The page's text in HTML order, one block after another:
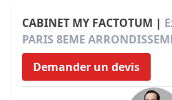
CABINET MY FACTOTUM |
PARIS 8EME
Demander un devis